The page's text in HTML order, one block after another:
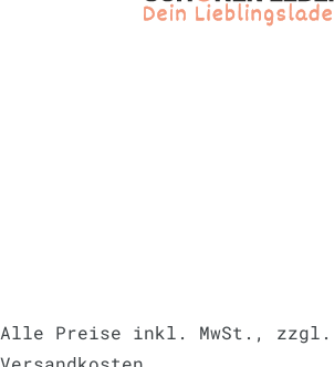
Alle Preise inkl. MwSt., zzgl.